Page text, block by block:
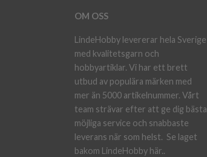
OM OSS
LindeHobby levererar hela Sverige
med kvalitetsgarn och
hobbyartiklar. Vi har ett brett
utbud av populära märken med
mer än 5000 artikelnummer. Vårt
team strävar efter att ge dig bästa
möjliga service och snabbaste
leverans när som helst. Se laget
bakom LindeHobby här..